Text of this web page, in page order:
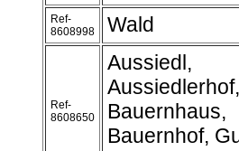
Ref-
8608998
Wald
Ref-
8608650
Aussiedl,
Aussiedlerhof,
Bauernhaus,
Bauernhof,